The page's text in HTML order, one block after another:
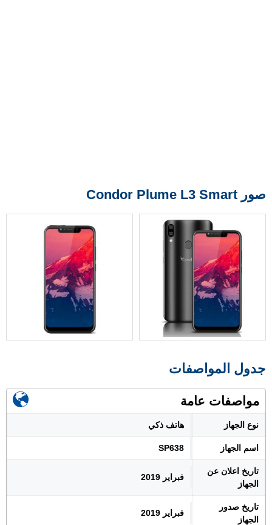
صور Condor Plume L3 Smart
جدول المواصفات
مواصفات عامة
نوع الجهاز هاتف ذكي
اسم الجهاز SP638
تاريخ اعلان عن
الجهاز
فبراير 2019
تاريخ صدور
الجهاز
فبراير 2019